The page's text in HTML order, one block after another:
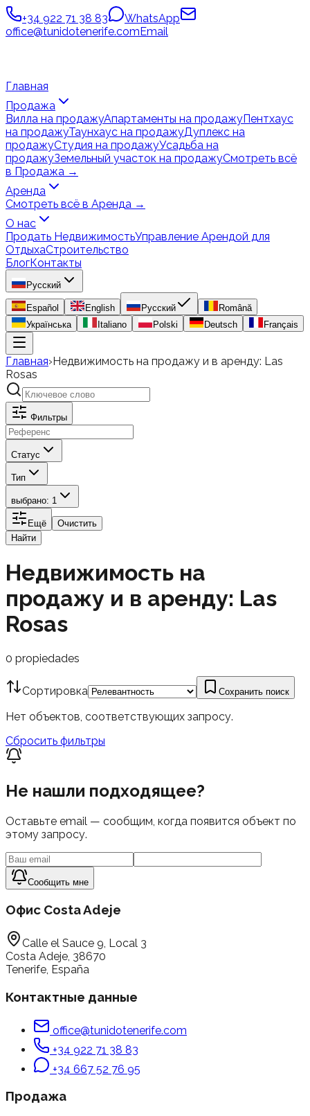
+34 922 71 38 83
WhatsApp
office@tunidotenerife.comEmail
Главная
Продажа
Вилла на продажуАпартаменты на продажуПентхаус
на продажуТаунхаус на продажуДуплекс на
продажуСтудия на продажуУсадьба на
продажуЗемельный участок на продажуСмотреть всё
в Продажа →
Аренда
Смотреть всё в Аренда →
О нас
Продать НедвижимостьУправление Арендой для
ОтдыхаСтроительство
БлогКонтакты
Русский
Español English Русский
Română
Українська
Italiano Polski Deutsch Français
Главная›Недвижимость на продажу и в аренду: Las
Rosas
Фильтры
Статус
Тип
выбрано: 1
Ещё
Очистить
Найти
Недвижимость на
продажу и в аренду: Las
Rosas
0 propiedades
Сортировка Сохранить поиск
Нет объектов, соответствующих запросу.
Сбросить фильтры
Не нашли подходящее?
Оставьте email — сообщим, когда появится объект по
этому запросу.
Сообщить мне
Офис Costa Adeje
Calle el Sauce 9, Local 3
Costa Adeje, 38670
Tenerife, España
Контактные данные
office@tunidotenerife.com
+34 922 71 38 83
+34 667 52 76 95
Продажа